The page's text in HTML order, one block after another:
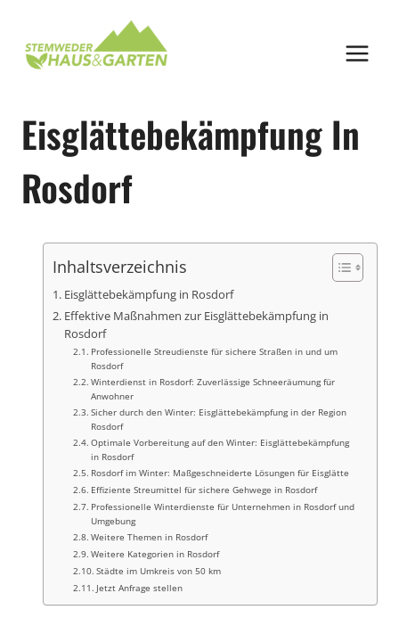
springen
Eisglättebekämpfung In
Rosdorf
Inhaltsverzeichnis
Eisglättebekämpfung in Rosdorf
Effektive Maßnahmen zur Eisglättebekämpfung in
Rosdorf
Professionelle Streudienste für sichere Straßen in und um
Rosdorf
Winterdienst in Rosdorf: Zuverlässige Schneeräumung für
Anwohner
Sicher durch den Winter: Eisglättebekämpfung in der Region
Rosdorf
Optimale Vorbereitung auf den Winter: Eisglättebekämpfung
in Rosdorf
Rosdorf im Winter: Maßgeschneiderte Lösungen für Eisglätte
Effiziente Streumittel für sichere Gehwege in Rosdorf
Professionelle Winterdienste für Unternehmen in Rosdorf und
Umgebung
Weitere Themen in Rosdorf
Weitere Kategorien in Rosdorf
Städte im Umkreis von 50 km
Jetzt Anfrage stellen